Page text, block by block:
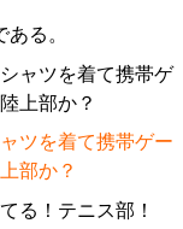
る。
ツを着て携帯ゲー
部か？